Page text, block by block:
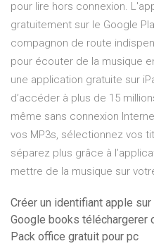
pour lire hors connexion.
gratuitement sur le Google
compagnon de route
pour écouter de la musique
une application gratuite sur
d’accéder à plus de 15
même sans connexion
vos MP3s, sélectionnez vos
séparez plus grâce à
mettre de la musique sur
Créer un identifiant apple
Google books téléchargerer
Pack office gratuit pour pc